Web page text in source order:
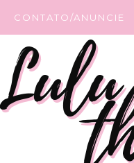
CONTATO/ANUNCIE